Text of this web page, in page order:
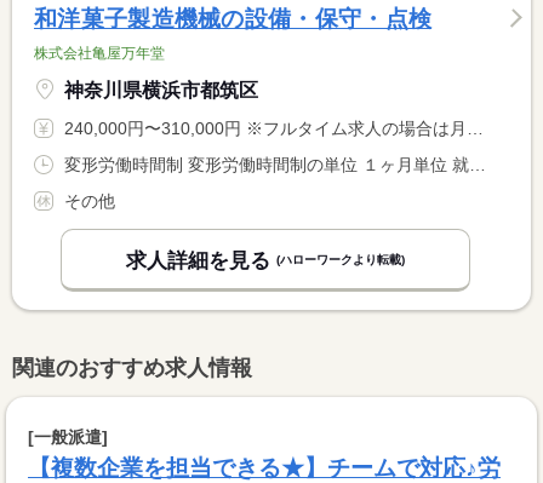
和洋菓子製造機械の設備・保守・点検
株式会社亀屋万年堂
神奈川県横浜市都筑区
240,000円〜310,000円 ※フルタイム求人の場合は月額（換算額）、パート求人の場合は時間額を表示しています。
その他
求人詳細を見る (ハローワークより転載)
関連のおすすめ求人情報
[一般派遣]
【複数企業を担当できる★】チームで対応♪労